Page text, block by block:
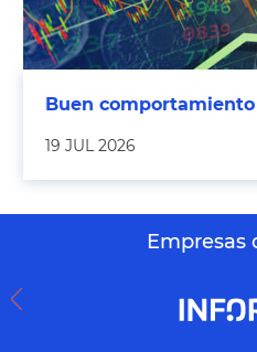
Buen
19 JUL 2026
Empresas